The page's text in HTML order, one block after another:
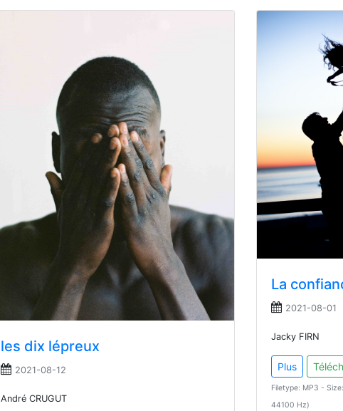
les dix lépreux
2021-08-12
André CRUGUT
La
2021-08-01
Jacky FIRN
Plus
Filetype: MP3 -
44100 Hz)